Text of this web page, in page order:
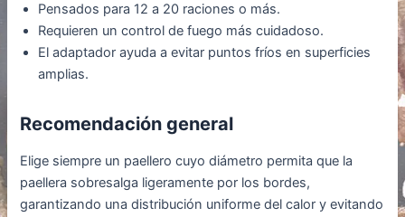
Pensados para 12 a 20 raciones o más.
Requieren un control de fuego más cuidadoso.
El adaptador ayuda a evitar puntos fríos en superficies
amplias.
Recomendación general
Elige siempre un paellero cuyo diámetro permita que la
paellera sobresalga ligeramente por los bordes,
garantizando una distribución uniforme del calor y evitando